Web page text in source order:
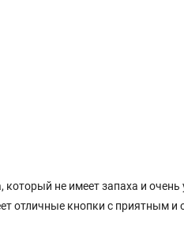
который не имеет запаха и
отличные кнопки с